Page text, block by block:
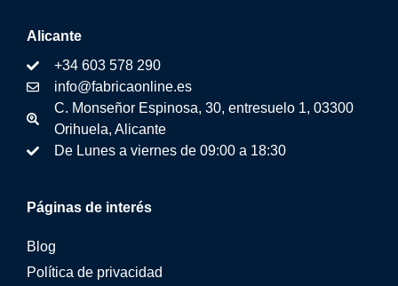
Páginas de interés
Blog
Política de privacidad
Alicante
+34 603 578 290
info@fabricaonline.es
C. Monseñor Espinosa, 30, entresuelo 1, 03300
Orihuela, Alicante
De Lunes a viernes de 09:00 a 18:30